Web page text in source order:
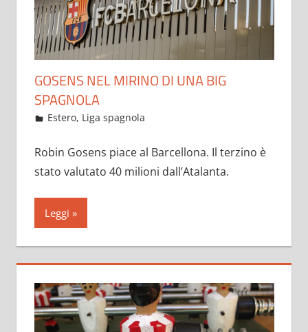
GOSENS NEL MIRINO DI UNA BIG
SPAGNOLA
Maggio 25, 2021
admin
Estero, Liga spagnola
Robin Gosens piace al Barcellona. Il terzino è
stato valutato 40 milioni dall’Atalanta.
Leggi